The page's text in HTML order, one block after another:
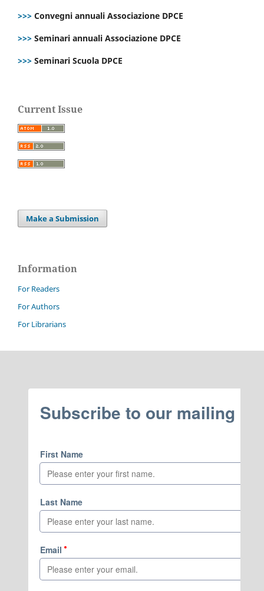
>>> Convegni annuali Associazione DPCE
>>> Seminari annuali Associazione DPCE
>>> Seminari Scuola DPCE
Current Issue
Make a Submission
Information
For Readers
For Authors
For Librarians